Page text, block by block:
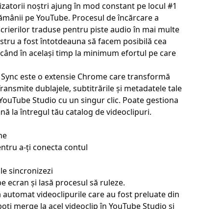
noștri ajung în mod constant pe locul #1
pe YouTube. Procesul de încărcare a
traduse pentru piste audio în mai multe
a fost întotdeauna să facem posibilă cea
în același timp la minimum efortul pe care
este o extensie Chrome care transformă
dublajele, subtitrările și metadatele tale
Studio cu un singur clic. Poate gestiona
la întregul tău catalog de videoclipuri.
a-ți conecta contul
sincronizezi
ecran și lasă procesul să ruleze.
videoclipurile care au fost preluate din
merge la acel videoclip în YouTube Studio și